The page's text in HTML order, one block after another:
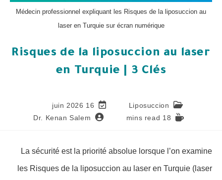
Médecin professionnel expliquant les Risques de la liposuccion au
laser en Turquie sur écran numérique
Risques de la liposuccion au laser
en Turquie | 3 Clés
Liposuccion
16 juin 2026
18 mins read
Dr. Kenan Salem
La sécurité est la priorité absolue lorsque l’on examine
les Risques de la liposuccion au laser en Turquie (laser